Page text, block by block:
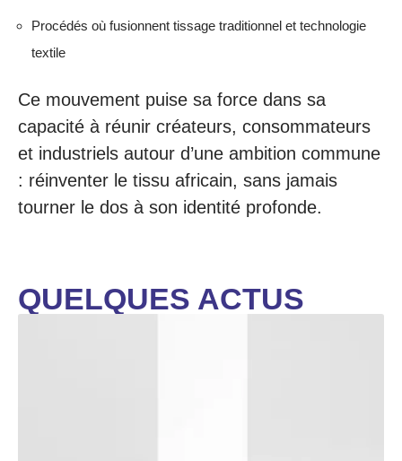
Procédés où fusionnent tissage traditionnel et technologie
textile
Ce mouvement puise sa force dans sa
capacité à réunir créateurs, consommateurs
et industriels autour d’une ambition commune
: réinventer le tissu africain, sans jamais
tourner le dos à son identité profonde.
QUELQUES ACTUS